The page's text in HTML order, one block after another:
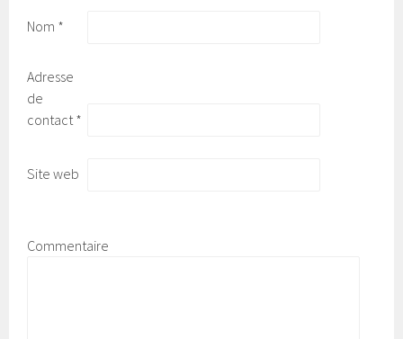
Nom *
Adresse
de
contact *
Site web
Commentaire